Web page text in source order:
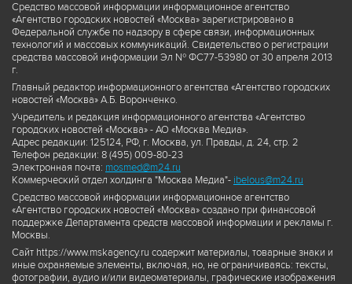
Средство массовой информации информационное агентство
«Агентство городских новостей «Москва» зарегистрировано в
Федеральной службе по надзору в сфере связи, информационных
технологий и массовых коммуникаций. Свидетельство о регистрации
средства массовой информации Эл № ФС77-53980 от 30 апреля 2013
г.
Главный редактор информационного агентства «Агентство городских
новостей «Москва» А.Б. Воронченко.
Учредитель и редакция информационного агентства «Агентство
городских новостей «Москва» - АО «Москва Медиа».
Адрес редакции: 125124, РФ, г. Москва, ул. Правды, д. 24, стр. 2
Телефон редакции: 8 (495) 009-80-23
Электронная почта: mosmed@m24.ru
Коммерческий отдел холдинга "Москва Медиа"- ibelous@m24.ru
Средство массовой информации информационное агентство
«Агентство городских новостей «Москва» создано при финансовой
поддержке Департамента средств массовой информации и рекламы г.
Москвы.
Сайт https://www.mskagency.ru содержит материалы, товарные знаки и
иные охраняемые элементы, включая, но, не ограничиваясь: тексты,
фотографии, аудио и/или видеоматериалы, графические изображения